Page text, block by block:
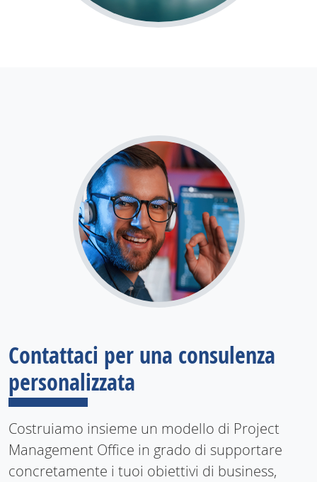
Contattaci per una consulenza
personalizzata
Costruiamo insieme un modello di Project
Management Office in grado di supportare
concretamente i tuoi obiettivi di business,